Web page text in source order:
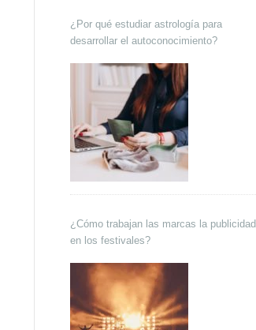
¿Por qué estudiar astrología para
desarrollar el autoconocimiento?
¿Cómo trabajan las marcas la publicidad
en los festivales?